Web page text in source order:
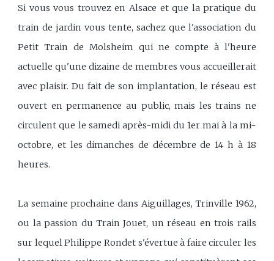
Si vous vous trouvez en Alsace et que la pratique du
train de jardin vous tente, sachez que l'association du
Petit Train de Molsheim qui ne compte à l'heure
actuelle qu'une dizaine de membres vous accueillerait
avec plaisir. Du fait de son implantation, le réseau est
ouvert en permanence au public, mais les trains ne
circulent que le samedi après-midi du 1er mai à la mi-
octobre, et les dimanches de décembre de 14 h à 18
heures.
La semaine prochaine dans Aiguillages, Trinville 1962,
ou la passion du Train Jouet, un réseau en trois rails
sur lequel Philippe Rondet s'évertue à faire circuler les